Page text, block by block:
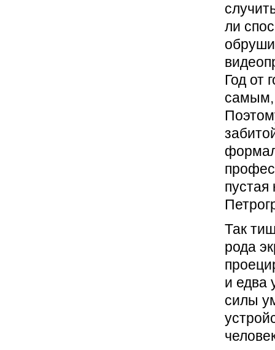
ли
Год от
самым,
Так
рода
и едва
силы